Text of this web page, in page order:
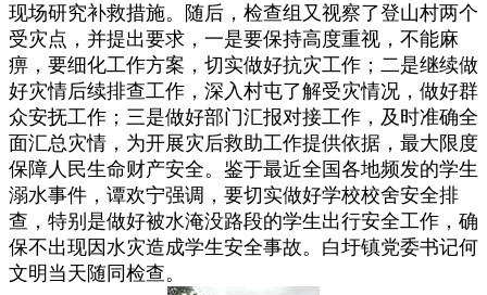
现场研究补救措施。随后，检查组又视察了登山村两个
受灾点，并提出要求，一是要保持高度重视，不能麻
痹，要细化工作方案，切实做好抗灾工作；二是继续做
好灾情后续排查工作，深入村屯了解受灾情况，做好群
众安抚工作；三是做好部门汇报对接工作，及时准确全
面汇总灾情，为开展灾后救助工作提供依据，最大限度
保障人民生命财产安全。鉴于最近全国各地频发的学生
溺水事件，谭欢宁强调，要切实做好学校校舍安全排
查，特别是做好被水淹没路段的学生出行安全工作，确
保不出现因水灾造成学生安全事故。白圩镇党委书记何
文明当天随同检查。